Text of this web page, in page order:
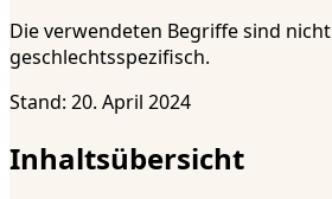
Die verwendeten Begriffe sind nicht
geschlechtsspezifisch.
Stand: 20. April 2024
Inhaltsübersicht